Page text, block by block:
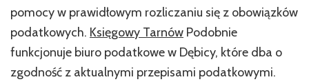
pomocy w prawidłowym rozliczaniu się z obowiązków
podatkowych. Księgowy Tarnów Podobnie
funkcjonuje biuro podatkowe w Dębicy, które dba o
zgodność z aktualnymi przepisami podatkowymi.